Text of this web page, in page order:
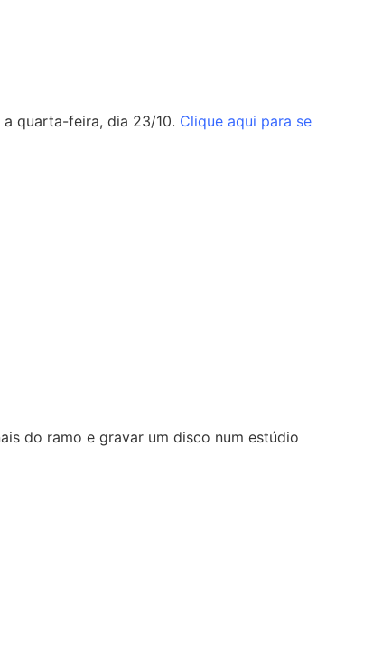
quarta-feira, dia 23/10. Clique aqui para se
do ramo e gravar um disco num estúdio